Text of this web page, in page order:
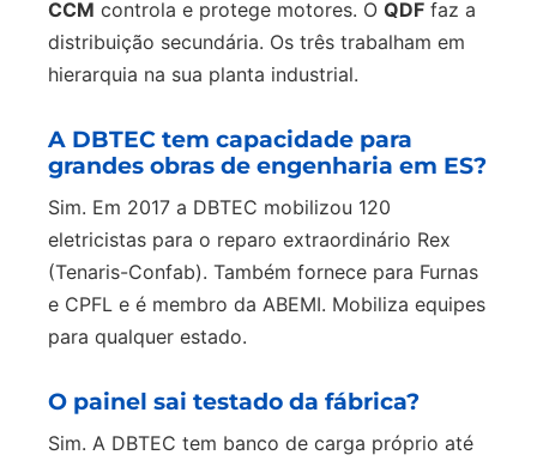
CCM controla e protege motores. O QDF faz a
distribuição secundária. Os três trabalham em
hierarquia na sua planta industrial.
A DBTEC tem capacidade para
grandes obras de engenharia em ES?
Sim. Em 2017 a DBTEC mobilizou 120
eletricistas para o reparo extraordinário Rex
(Tenaris-Confab). Também fornece para Furnas
e CPFL e é membro da ABEMI. Mobiliza equipes
para qualquer estado.
O painel sai testado da fábrica?
Sim. A DBTEC tem banco de carga próprio até